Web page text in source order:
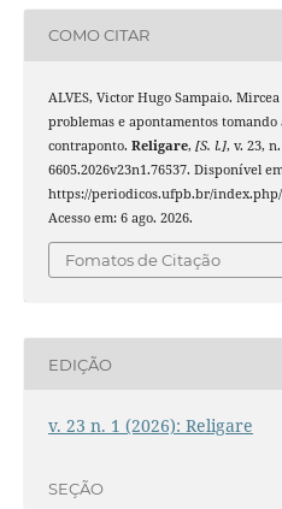
COMO CITAR
ALVES, Victor Hugo Sampaio.
problemas e apontamentos
contraponto. Religare, [S. l.], v. 23,
6605.2026v23n1.76537. Disponível
https://periodicos.ufpb.br/
Acesso em: 6 ago. 2026.
Fomatos de Citação
EDIÇÃO
v. 23 n. 1 (2026): Religare
SEÇÃO